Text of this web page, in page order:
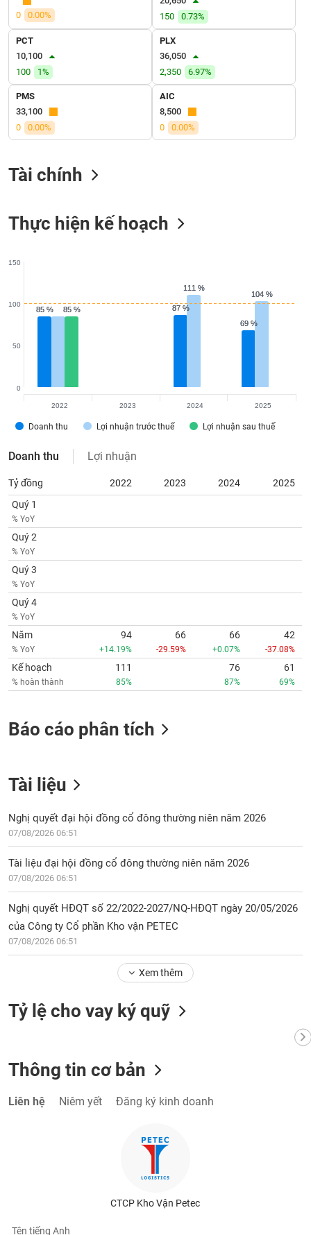
0 0.00%
150
0.73%
PCT
10,100
100
1%
PLX
36,050
2,350
6.97%
PMS
33,100
0
0.00%
AIC
8,500
0
0.00%
Tài chính
Thực hiện kế hoạch
85 %
85 % 87 %
87 %
69 %
69 %
111 %
111 %
104 %
104 %
85 %
85 %
Doanh thu Lợi nhuận trước thuế Lợi nhuận sau thuế
0
50
100
150
2022 2023 2024 2025
Doanh thu Lợi nhuận
Tỷ đồng 2022 2023 2024
2025
Quý 1
% YoY
Quý 2
% YoY
Quý 3
% YoY
Quý 4
% YoY
Năm
% YoY
94
+14.19%
66
-29.59%
66
+0.07%
42
-37.08%
Kế hoạch
% hoàn thành
111
85%
76
87%
61
69%
Báo cáo phân tích
Tài liệu
Nghị quyết đại hội đồng cổ đông thường niên năm 2026
07/08/2026 06:51
Tài liệu đại hội đồng cổ đông thường niên năm 2026
07/08/2026 06:51
Nghị quyết HĐQT số 22/2022-2027/NQ-HĐQT ngày 20/05/2026
của Công ty Cổ phần Kho vận PETEC
07/08/2026 06:51
Xem thêm
Tỷ lệ cho vay ký quỹ
Thông tin cơ bản
Liên hệ Niêm yết Đăng ký kinh doanh
CTCP Kho Vận Petec
Tên tiếng Anh
TRUYỀN
THÔNG
TIỆN
ÍCH
BẤT
khoán
Tất cả Cổ phiếu Chỉ số Chứng chỉ quỹ Chứng
Lãnh
Tất cả Người nội bộ Người liên quan Cổ đông lớn
Tin
(-)
Bài
viết
của
tác
giả
(-)
Báo
cáo
phân
tích
(-)
Thuật
Đào
tạo
tài
chính
cụ
đầu
Truyền